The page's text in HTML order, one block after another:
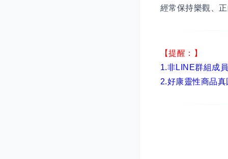
經常保持樂觀、
【提醒：】
1.非LINE群組成員
2.好康靈性商品